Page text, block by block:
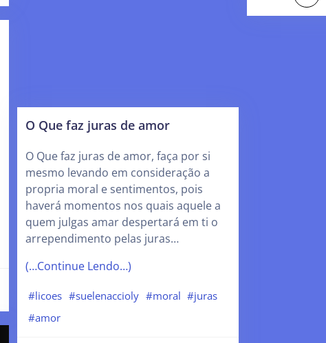
O Que faz juras de amor
O Que faz juras de amor, faça por si
mesmo levando em consideração a
propria moral e sentimentos, pois
haverá momentos nos quais aquele a
quem julgas amar despertará em ti o
arrependimento pelas juras…
(…Continue Lendo…)
#licoes #suelenaccioly #moral #juras
#amor